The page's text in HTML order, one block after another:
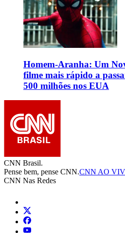
Homem-Aranha: Um
filme mais rápido a
500 milhões nos EUA
CNN Brasil.
Pense bem, pense CNN.CNN AO
CNN Nas Redes